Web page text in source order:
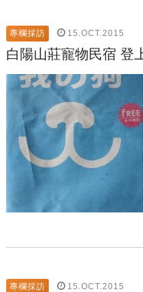
專欄採訪 15.OCT.2015
白陽山莊寵物民宿 登
專欄採訪 15.OCT.2015